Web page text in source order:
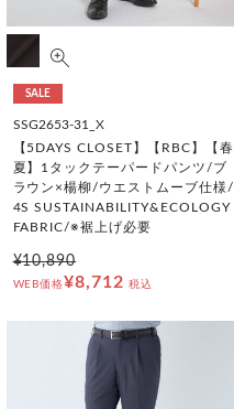
SALE
SSG2653-31_X
【5DAYS CLOSET】【RBC】【春
夏】1タックテーパードパンツ/ブ
ラウン×楊柳/ウエストムーブ仕様/
4S SUSTAINABILITY&ECOLOGY
FABRIC/※裾上げ必要
¥10,890
WEB価格¥8,712 税込